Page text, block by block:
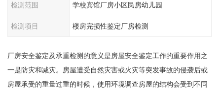
检测范围 学校宾馆厂房小区民房幼儿园
检测项目 楼房完损性鉴定厂房检测
厂房安全鉴定及承重检测的意义是房屋安全鉴定工作的重要作用之
一是防灾和减灾。房屋遭受自然灾害或火灾等突发事故的侵袭后或
房屋承受的重量过重的时候，使用环境调查房屋的结构会受到不同